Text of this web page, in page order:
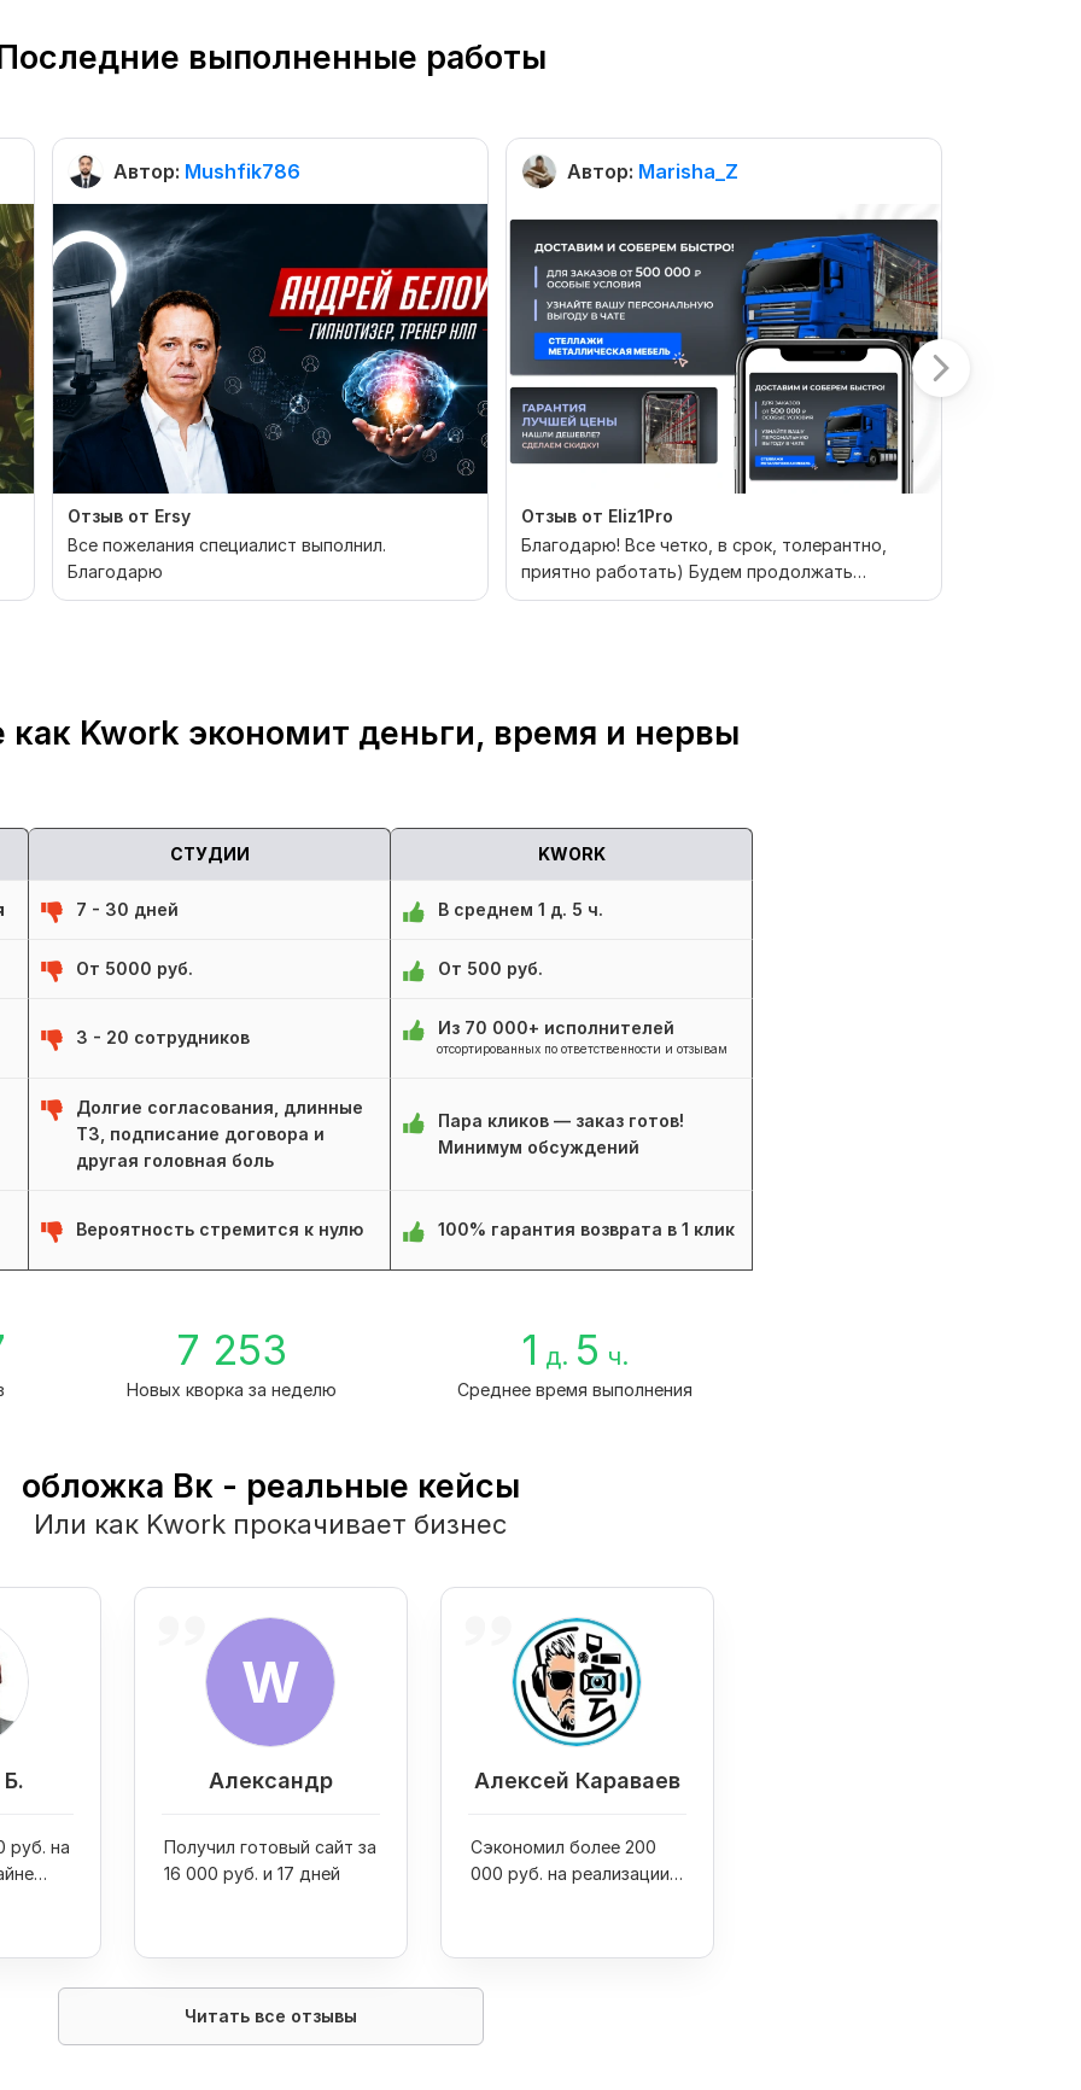
выполненные работы
Автор: Mushfik786
Отзыв от Ersy
Все пожелания специалист выполнил.
Благодарю
Автор: Marisha_Z
Отзыв от Eliz1Pro
Благодарю! Все четко, в срок, толерантно,
приятно работать) Будем продолжать
сотрудничать.
Kwork экономит деньги, время и нервы
СТУДИИ KWORK
7 - 30 дней В среднем 1 д. 5 ч.
От 5000 руб. От 500 руб.
3 - 20 сотрудников Из 70 000+ исполнителей
отсортированных по ответственности и отзывам
Долгие согласования, длинные
ТЗ, подписание договора и
другая головная боль
Пара кликов — заказ готов!
Минимум обсуждений
Вероятность стремится к нулю 100% гарантия возврата в 1 клик
7 253
Новых кворка за неделю
1 д. 5 ч.
Среднее время выполнения
обложка Вк - реальные кейсы
Или как Kwork прокачивает бизнес
руб. на
W
Александр
Получил готовый сайт за
16 000 руб. и 17 дней
Алексей Караваев
Сэкономил более 200
000 руб. на реализации
Читать все отзывы